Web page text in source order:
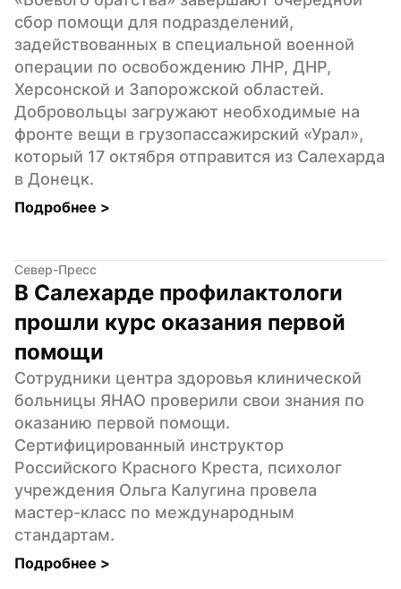
сбор помощи для подразделений,
задействованных в специальной военной
операции по освобождению ЛНР, ДНР,
Херсонской и Запорожской областей.
Добровольцы загружают необходимые на
фронте вещи в грузопассажирский «Урал»,
который 17 октября отправится из Салехарда
в Донецк.
Подробнее >
Север-Пресс
В Салехарде профилактологи
прошли курс оказания первой
помощи
Сотрудники центра здоровья клинической
больницы ЯНАО проверили свои знания по
оказанию первой помощи.
Сертифицированный инструктор
Российского Красного Креста, психолог
учреждения Ольга Калугина провела
мастер-класс по международным
стандартам.
Подробнее >